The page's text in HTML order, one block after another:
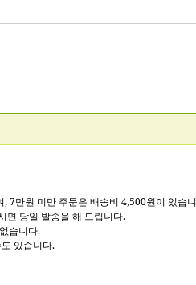
7만원 미만 주문은 배송비 4,500원이 있습
면 당일 발송을 해 드립니다.
습니다.
있습니다.